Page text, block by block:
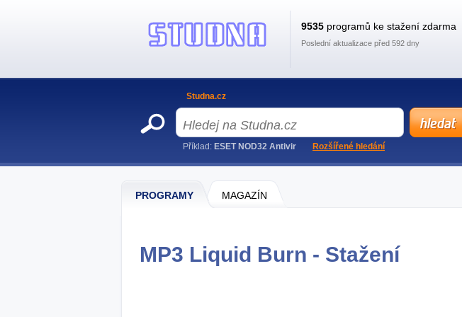
PROGRAMY MAGAZÍN
MP3 Liquid Burn - Stažení
9535 programů ke stažení zdarma
Poslední aktualizace před 592 dny
Studna.cz
Příklad: ESET NOD32 Antivir Rozšířené hledání